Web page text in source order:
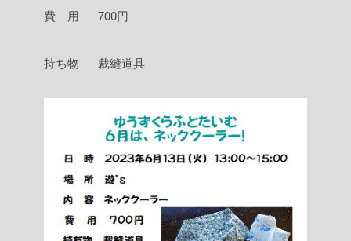
費 用 700円
持ち物 裁縫道具